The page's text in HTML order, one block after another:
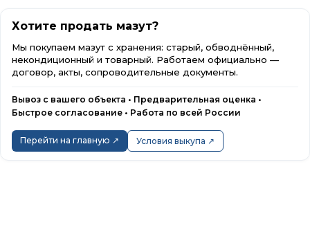
Хотите продать мазут?
Мы покупаем мазут с хранения: старый, обводнённый,
некондиционный и товарный. Работаем официально —
договор, акты, сопроводительные документы.
Вывоз с вашего объекта • Предварительная оценка •
Быстрое согласование • Работа по всей России
Перейти на главную ↗ Условия выкупа ↗